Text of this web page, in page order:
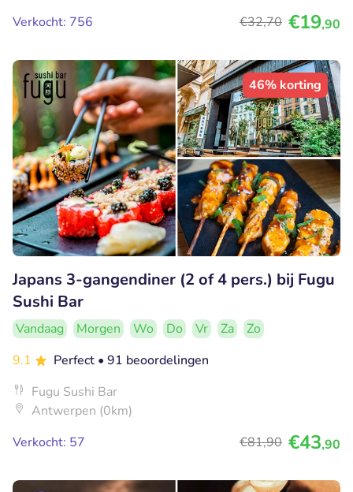
Verkocht: 756
€32,70 €19,90
46% korting
Japans 3-gangendiner (2 of 4 pers.) bij Fugu
Sushi Bar
Vandaag Morgen Wo Do Vr Za
Zo
9.1
Perfect • 91 beoordelingen
Fugu Sushi Bar
Antwerpen (0km)
Verkocht: 57
€81,90 €43,90